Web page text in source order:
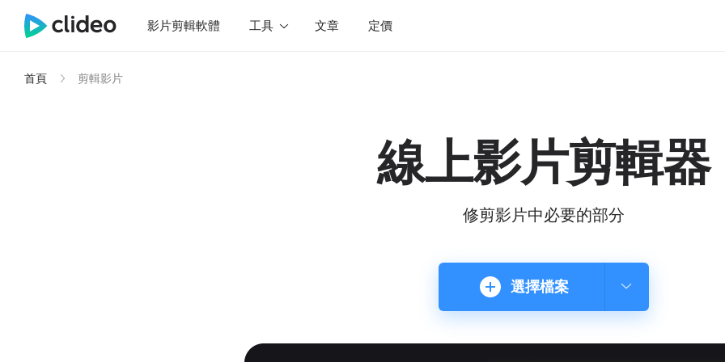
影片剪輯軟體 工具 文章 定價
首頁 剪輯影片
線上影片剪輯器
修剪影片中必要的部分
選擇檔案